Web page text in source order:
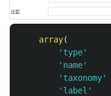
array(
'type'
'name'
'taxonomy'
'label'